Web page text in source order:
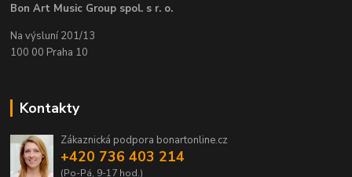
Bon Art Music Group spol. s r. o.
Na výsluní 201/13
100 00 Praha 10
Kontakty
Zákaznická podpora bonartonline.cz
+420 736 403 214
(Po-Pá, 9-17 hod.)